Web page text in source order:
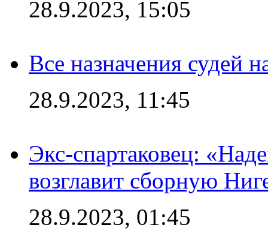
28.9.2023, 15:05
Все назначения судей
28.9.2023, 11:45
Экс-спартаковец:
возглавит сборную
28.9.2023, 01:45